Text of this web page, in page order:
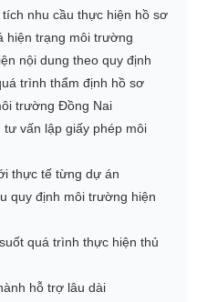
nhu cầu thực hiện hồ sơ
hiện trạng môi trường
nội dung theo quy định
trình thẩm định hồ sơ
trường Đồng Nai
vấn lập giấy phép môi
thực tế từng dự án
quy định môi trường hiện
quá trình thực hiện thủ
hỗ trợ lâu dài